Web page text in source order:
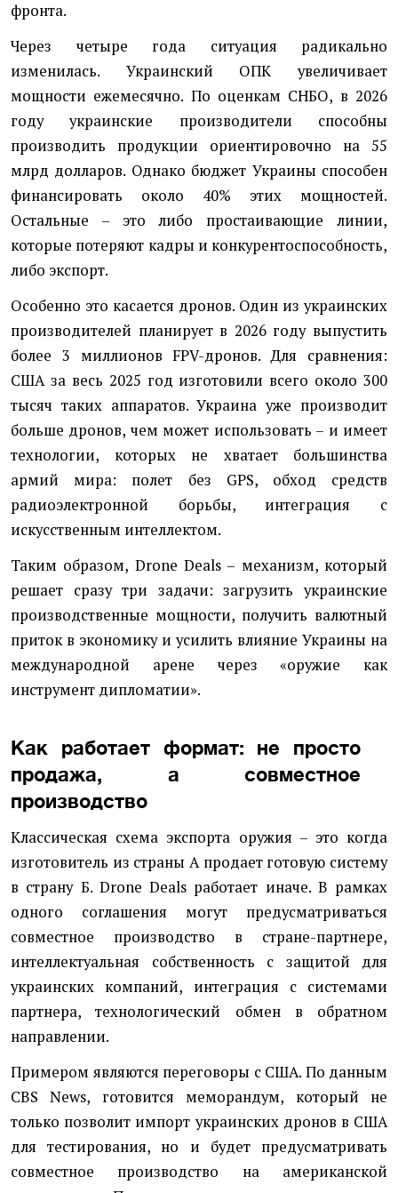
фронта.
Через четыре года ситуация радикально
изменилась. Украинский ОПК увеличивает
мощности ежемесячно. По оценкам СНБО, в 2026
году украинские производители способны
производить продукции ориентировочно на 55
млрд долларов. Однако бюджет Украины способен
финансировать около 40% этих мощностей.
Остальные – это либо простаивающие линии,
которые потеряют кадры и конкурентоспособность,
либо экспорт.
Особенно это касается дронов. Один из украинских
производителей планирует в 2026 году выпустить
более 3 миллионов FPV-дронов. Для сравнения:
США за весь 2025 год изготовили всего около 300
тысяч таких аппаратов. Украина уже производит
больше дронов, чем может использовать – и имеет
технологии, которых не хватает большинства
армий мира: полет без GPS, обход средств
радиоэлектронной борьбы, интеграция с
искусственным интеллектом.
Таким образом, Drone Deals – механизм, который
решает сразу три задачи: загрузить украинские
производственные мощности, получить валютный
приток в экономику и усилить влияние Украины на
международной арене через «оружие как
инструмент дипломатии».
Как работает формат: не просто
продажа, а совместное
производство
Классическая схема экспорта оружия – это когда
изготовитель из страны А продает готовую систему
в страну Б. Drone Deals работает иначе. В рамках
одного соглашения могут предусматриваться
совместное производство в стране-партнере,
интеллектуальная собственность с защитой для
украинских компаний, интеграция с системами
партнера, технологический обмен в обратном
направлении.
Примером являются переговоры с США. По данным
CBS News, готовится меморандум, который не
только позволит импорт украинских дронов в США
для тестирования, но и будет предусматривать
совместное производство на американской